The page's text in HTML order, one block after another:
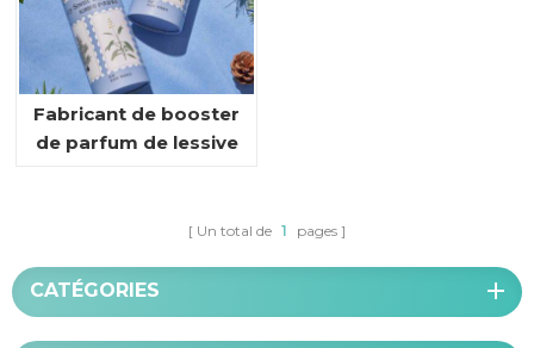
Fabricant de booster
de parfum de lessive
Un total de 1 pages
CATÉGORIES